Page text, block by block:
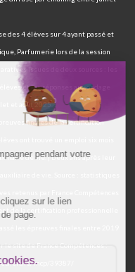
des 4 élèves sur 4 ayant passé et
Parfumerie lors de la session
issues de deux sources : les
et les réponses au sondage
et août 2025.
finales de la certification
ont trouvé un emploi six mois
de vie. | Deux ans après leur
de la certification professionnelle
les épreuves finales entre 2019
le site de France Compétences :
rncp/39387/